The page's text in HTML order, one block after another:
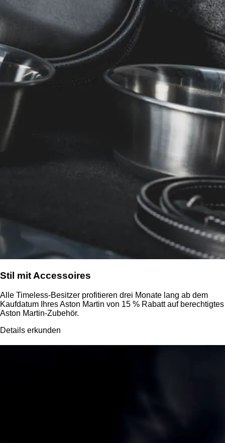
Stil mit Accessoires
Alle Timeless-Besitzer profitieren drei Monate lang ab dem
Kaufdatum Ihres Aston Martin von 15 % Rabatt auf berechtigtes
Aston Martin-Zubehör.
Details erkunden